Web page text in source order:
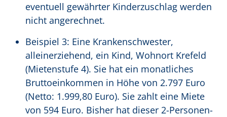
eventuell gewährter Kinderzuschlag werden
nicht angerechnet.
Beispiel 3: Eine Krankenschwester,
alleinerziehend, ein Kind, Wohnort Krefeld
(Mietenstufe 4). Sie hat ein monatliches
Bruttoeinkommen in Höhe von 2.797 Euro
(Netto: 1.999,80 Euro). Sie zahlt eine Miete
von 594 Euro. Bisher hat dieser 2-Personen-